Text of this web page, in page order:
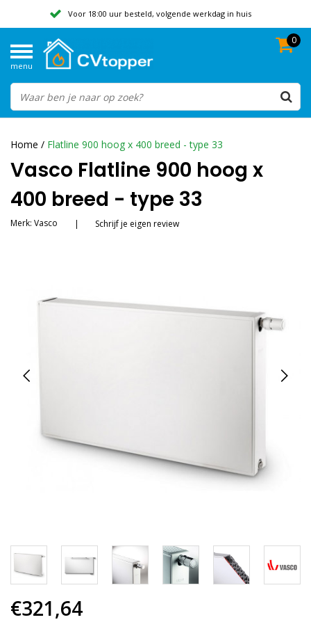
Voor 18:00 uur besteld, volgende werkdag in huis
Beoordeeld met een 9,8
menu
0
Home / Flatline 900 hoog x 400 breed - type 33
Vasco Flatline 900 hoog x
400 breed - type 33
Merk: Vasco | Schrijf je eigen review
€321,64